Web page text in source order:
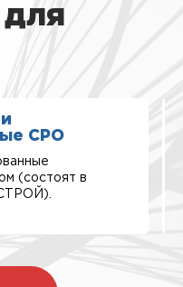
СРО
(состоят в